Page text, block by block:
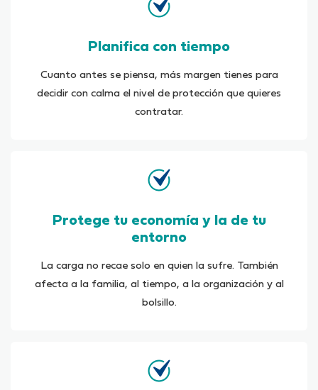
Planifica con tiempo
Cuanto antes se piensa, más margen tienes para
decidir con calma el nivel de protección que quieres
contratar.
Protege tu economía y la de tu
entorno
La carga no recae solo en quien la sufre. También
afecta a la familia, al tiempo, a la organización y al
bolsillo.